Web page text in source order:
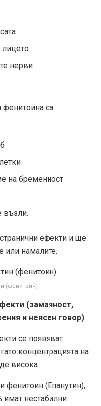
лицето
нерви
фенитоина са:
на бременност
възли.
ефекти и ще
или намалите.
(фенитоин)
(замаяност,
и неясен говор)
се появяват
концентрацията на
висока.
фенитоин (Епанутин),
имат нестабилни